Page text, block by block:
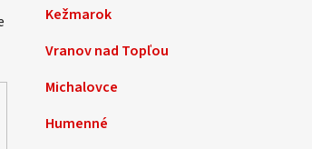
Kežmarok
Vranov nad Topľou
Michalovce
Humenné